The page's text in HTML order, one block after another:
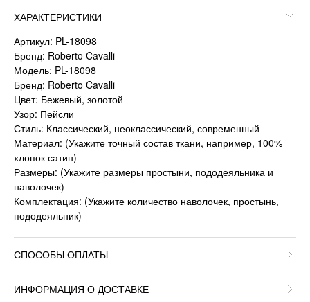
ХАРАКТЕРИСТИКИ
Артикул: PL-18098
Бренд: Roberto Cavalli
Модель: PL-18098
Бренд: Roberto Cavalli
Цвет: Бежевый, золотой
Узор: Пейсли
Стиль: Классический, неоклассический, современный
Материал: (Укажите точный состав ткани, например, 100%
хлопок сатин)
Размеры: (Укажите размеры простыни, пододеяльника и
наволочек)
Комплектация: (Укажите количество наволочек, простынь,
пододеяльник)
СПОСОБЫ ОПЛАТЫ
ИНФОРМАЦИЯ О ДОСТАВКЕ